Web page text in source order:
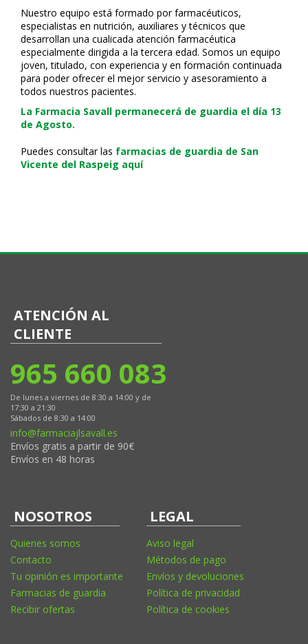
Nuestro equipo está formado por farmacéuticos,
especialistas en nutrición, auxiliares y técnicos que
desarrollan una cualificada atención farmacéutica
especialmente dirigida a la tercera edad. Somos un equipo
joven, titulado, con experiencia y en formación continuada
para poder ofrecer el mejor servicio y asesoramiento a
todos nuestros pacientes.
La Farmacia Savall permanecerá de guardia el día 13
de Agosto.
Puedes consultar las farmacias de guardia de San
Vicente del Raspeig aquí
ATENCIÓN AL
CLIENTE
965 660 083
De lunes a viernes de 8:30 a 14:00 y de
17:30 a 21:30
Sábados de 8:30 a 14:00
info@farmaciajlsavall.es
Envíos gratis a partir de 90€
Envíos en 48 horas
NOSOTROS
Quienes somos
Contacto
Tu opinión es importante
Farmacias de guardia
Recibir ofertas
LEGAL
Aviso legal
Métodos de pago
Envíos y devoluciones
Política de privacidad
Política de cookies